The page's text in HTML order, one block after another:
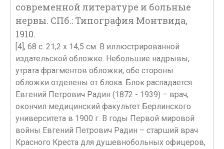
современной литературе и больные
нервы. СПб.: Типография Монтвида,
1910.
[4], 68 с. 21,2 х 14,5 см. В иллюстрированной
издательской обложке. Небольшие надрывы,
утрата фрагментов обложки, обе стороны
обложки отделены от блока. Блок распадается.
Евгений Петрович Радин (1872 - 1939) – врач,
окончил медицинский факультет Берлинского
университета в 1900 г. В годы Первой мировой
войны Евгений Петрович Радин – старший врач
Красного Креста для душевнобольных офицеров,